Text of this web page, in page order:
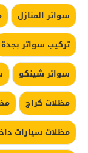
سواتر المنازل
تركيب سواتر بجدة
سواتر شينكو
مظلات كراج
مظلات سيارات